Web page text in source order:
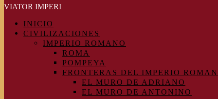
VIATOR IMPERI
INICIO
CIVILIZACIONES
IMPERIO ROMANO
ROMA
POMPEYA
FRONTERAS DEL IMPERIO
EL MURO DE ADRIANO
EL MURO DE ANTONINO